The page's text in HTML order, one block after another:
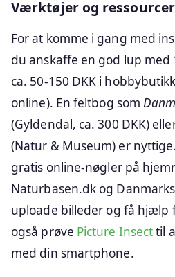
Værktøjer og ressourcer
For at komme i gang med
du anskaffe en god lup med
ca. 50-150 DKK i
online). En feltbog som
(Gyldendal, ca. 300 DKK)
(Natur & Museum) er
gratis online-nøgler på
Naturbasen.dk og
uploade billeder og få hjælp
også prøve Picture Insecttil
med din smartphone.